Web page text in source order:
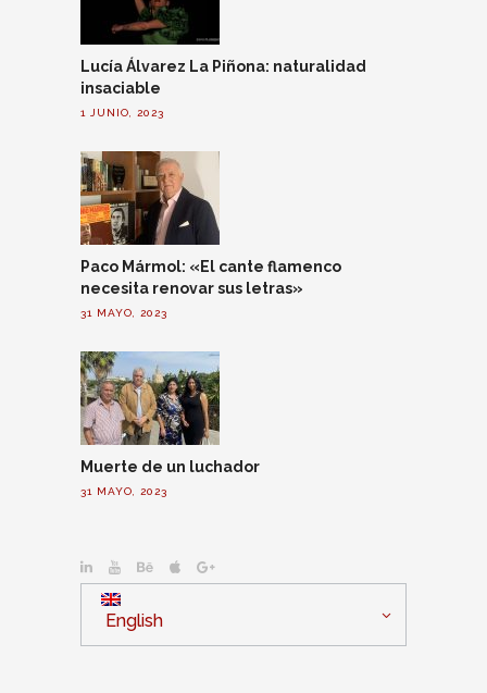
Lucía Álvarez La Piñona: naturalidad
insaciable
1 JUNIO, 2023
Paco Mármol: «El cante flamenco
necesita renovar sus letras»
31 MAYO, 2023
Muerte de un luchador
31 MAYO, 2023
English